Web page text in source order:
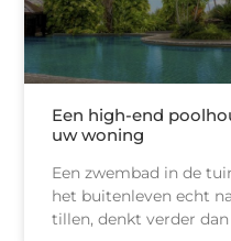
Een high-end
uw woning
Een zwembad in de
het buitenleven echt
tillen, denkt verder dan